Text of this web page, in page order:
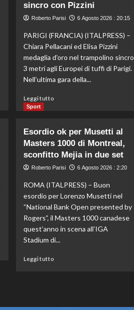
sincro con Pizzini
Roberto Parisi 6 Agosto 2026 : 20:15
PARIGI (FRANCIA) (ITALPRESS) –
Chiara Pellacani ed Elisa Pizzini
medaglia d’oro nel trampolino sincro
3 metri agli Europei di tuffi di Parigi.
Nell’ultima gara della...
Leggi tutto
Storico
en
plein
agli
Europei
tuffi,
il
quinto
oro
Sport
Esordio ok per Musetti al
Masters 1000 di Montreal,
sconfitto Mejia in due set
Roberto Parisi 6 Agosto 2026 : 2:20
ROMA (ITALPRESS) – Buon
esordio per Lorenzo Musetti nel
“National Bank Open presented by
Rogers”, il Masters 1000 canadese
quest’anno in scena all’IGA
Stadium di...
Leggi tutto